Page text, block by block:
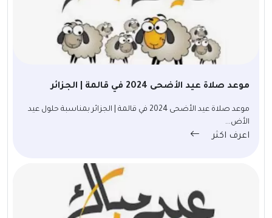
موعد صلاة عيد الأضحى 2024 في قالمة | الجزائر
موعد صلاة عيد الأضحى 2024 في قالمة | الجزائر بمناسبة حلول عيد
الأض...
اعرف اكثر